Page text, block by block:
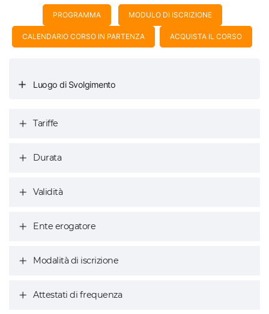
PROGRAMMA MODULO DI ISCRIZIONE
CALENDARIO CORSO IN PARTENZA ACQUISTA IL CORSO
Luogo di Svolgimento
Tariffe
Durata
Validità
Ente erogatore
Modalità di iscrizione
Attestati di frequenza